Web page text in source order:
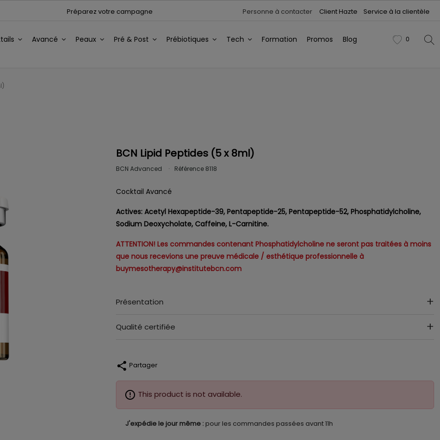
Préparez votre campagne Personne à contacter Client Hazte Service à la clientèle
Avancé Peaux Pré & Post Prébiotiques Tech Formation Promos
Blog
0
BCN Lipid Peptides (5 x 8ml)
BCN Advanced Référence 8118
Cocktail Avancé
Actives: Acetyl Hexapeptide-39, Pentapeptide-25, Pentapeptide-52, Phosphatidylcholine,
Sodium Deoxycholate, Caffeine, L-Carnitine.
ATTENTION! Les commandes contenant Phosphatidylcholine ne seront pas traitées à moins
que nous recevions une preuve médicale / esthétique professionnelle à
buymesotherapy@institutebcn.com
Présentation
Qualité certifiée
share Partager
error_outline This product is not available.
J'expédie le jour même : pour les commandes passées avant 11h